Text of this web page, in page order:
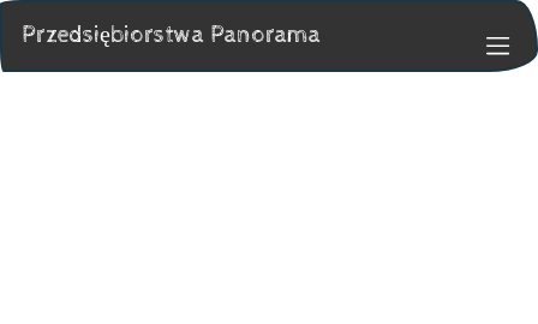
Przedsiębiorstwa Panorama